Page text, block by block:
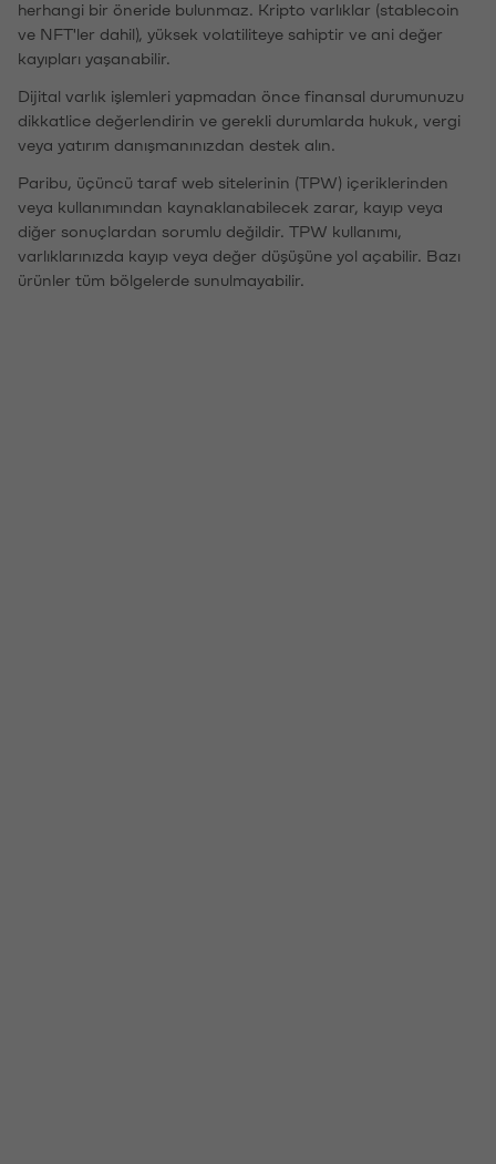
herhangi bir öneride bulunmaz. Kripto varlıklar (stablecoin
ve NFT'ler dahil), yüksek volatiliteye sahiptir ve ani değer
kayıpları yaşanabilir.
Dijital varlık işlemleri yapmadan önce finansal durumunuzu
dikkatlice değerlendirin ve gerekli durumlarda hukuk, vergi
veya yatırım danışmanınızdan destek alın.
Paribu, üçüncü taraf web sitelerinin (TPW) içeriklerinden
veya kullanımından kaynaklanabilecek zarar, kayıp veya
diğer sonuçlardan sorumlu değildir. TPW kullanımı,
varlıklarınızda kayıp veya değer düşüşüne yol açabilir. Bazı
ürünler tüm bölgelerde sunulmayabilir.